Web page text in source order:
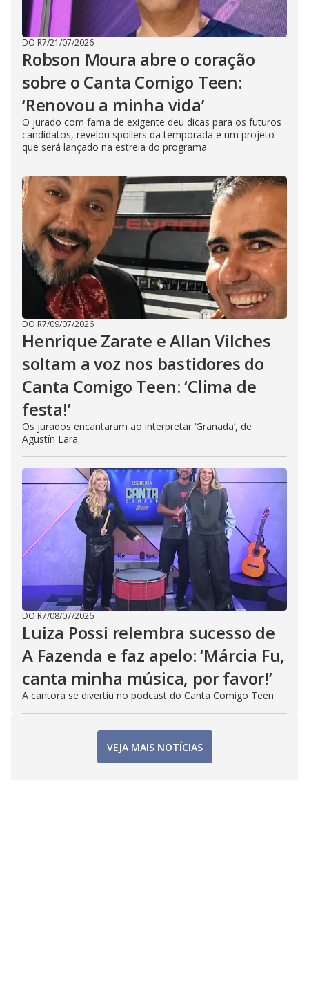
DO R7/21/07/2026
Robson Moura abre o coração
sobre o Canta Comigo Teen:
‘Renovou a minha vida’
O jurado com fama de exigente deu dicas para os futuros
candidatos, revelou spoilers da temporada e um projeto
que será lançado na estreia do programa
DO R7/09/07/2026
Henrique Zarate e Allan Vilches
soltam a voz nos bastidores do
Canta Comigo Teen: ‘Clima de
festa!’
Os jurados encantaram ao interpretar ‘Granada’, de
Agustín Lara
DO R7/08/07/2026
Luiza Possi relembra sucesso de
A Fazenda e faz apelo: ‘Márcia Fu,
canta minha música, por favor!’
A cantora se divertiu no podcast do Canta Comigo Teen
VEJA MAIS NOTÍCIAS